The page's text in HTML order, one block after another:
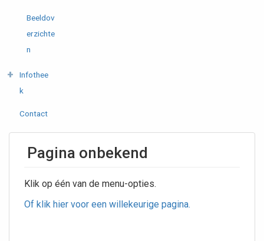
Beeldov
erzichte
n
Infothee
k
Contact
Pagina onbekend
Klik op één van de menu-opties.
Of klik hier voor een willekeurige pagina.